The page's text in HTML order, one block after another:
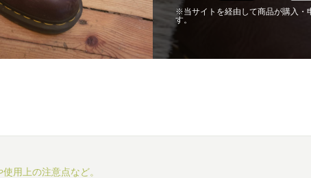
※当サイトを経由して商品が購入・
す。
用上の注意点など。